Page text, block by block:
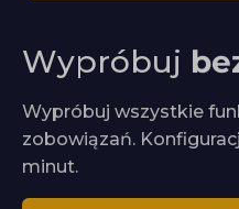
Wypróbuj
Wypróbuj wszystkie
zobowiązań.
minut.